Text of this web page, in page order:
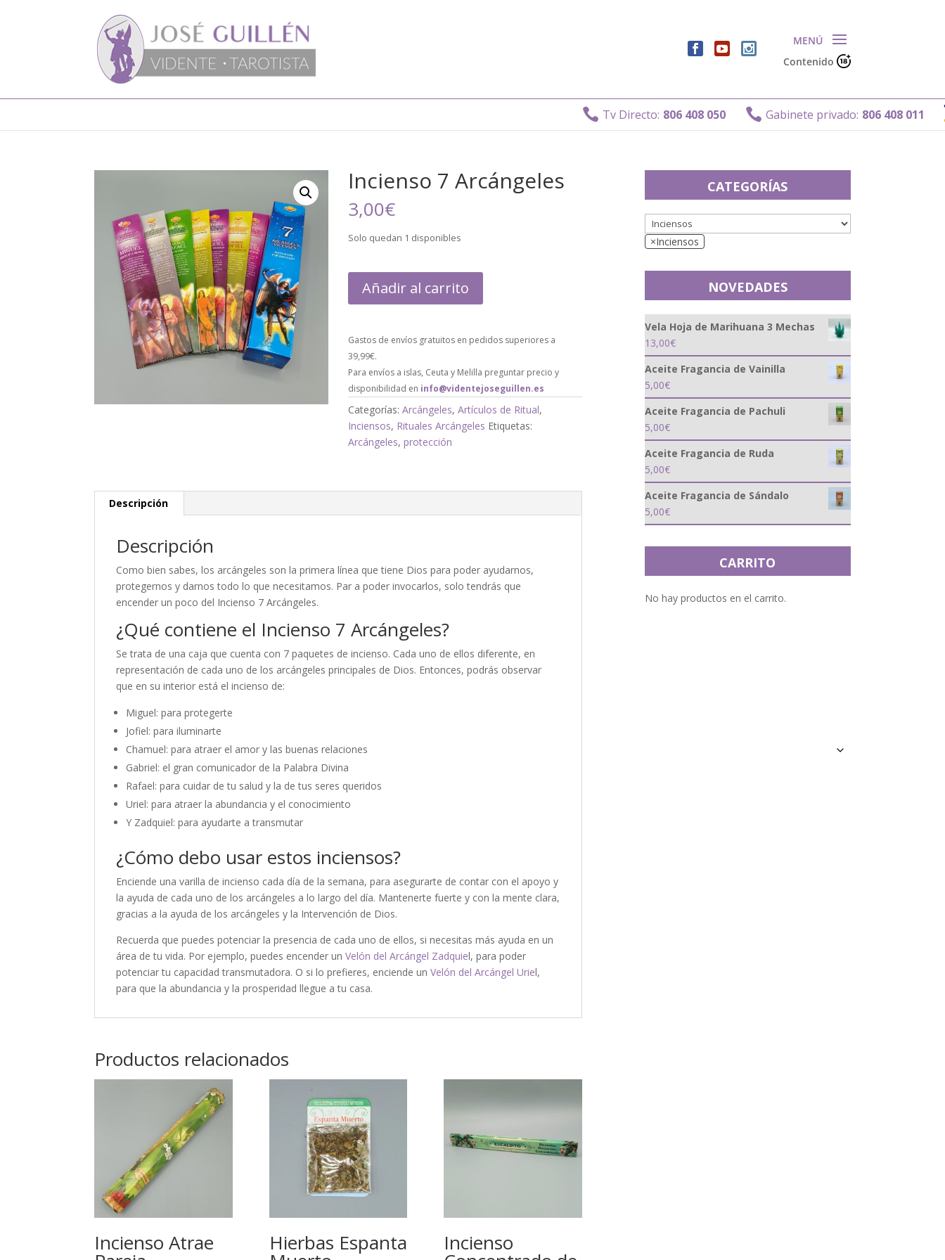
Contenido
Tv Directo: 806 408 050  Gabinete privado: 806 408 011
Incienso 7 Arcángeles
3,00€
Solo quedan 1 disponibles
Añadir al carrito
Gastos de envíos gratuitos en pedidos superiores a
39,99€.
Para envíos a islas, Ceuta y Melilla preguntar precio y
disponibilidad en info@videntejoseguillen.es
Categorías:Arcángeles,Artículos de Ritual,
Inciensos, Rituales Arcángeles Etiquetas:
Arcángeles,protección
Descripción
Descripción
Como bien sabes, los arcángeles son la primera línea que tiene Dios para poder ayudarnos,
protegernos y darnos todo lo que necesitamos. Par a poder invocarlos, solo tendrás que
encender un poco del Incienso 7 Arcángeles.
¿Qué contiene el Incienso 7 Arcángeles?
Se trata de una caja que cuenta con 7 paquetes de incienso. Cada uno de ellos diferente, en
representación de cada uno de los arcángeles principales de Dios. Entonces, podrás observar
que en su interior está el incienso de:
Miguel: para protegerte
Jofiel: para iluminarte
Chamuel: para atraer el amor y las buenas relaciones
Gabriel: el gran comunicador de la Palabra Divina
Rafael: para cuidar de tu salud y la de tus seres queridos
Uriel: para atraer la abundancia y el conocimiento
Y Zadquiel: para ayudarte a transmutar
¿Cómo debo usar estos inciensos?
Enciende una varilla de incienso cada día de la semana, para asegurarte de contar con el apoyo y
la ayuda de cada uno de los arcángeles a lo largo del día. Mantenerte fuerte y con la mente clara,
gracias a la ayuda de los arcángeles y la Intervención de Dios.
Recuerda que puedes potenciar la presencia de cada uno de ellos, si necesitas más ayuda en un
área de tu vida. Por ejemplo, puedes encender unVelón del Arcángel Zadquiel, para poder
potenciar tu capacidad transmutadora. O si lo prefieres, enciende unVelón del Arcángel Uriel,
para que la abundancia y la prosperidad llegue a tu casa.
Productos relacionados
Incienso Atrae Hierbas Espanta Incienso
CATEGORÍAS
×Inciensos
NOVEDADES
Vela Hoja de Marihuana 3 Mechas
13,00€
Aceite Fragancia de Vainilla
5,00€
Aceite Fragancia de Pachuli
5,00€
Aceite Fragancia de Ruda
5,00€
Aceite Fragancia de Sándalo
5,00€
CARRITO
No hay productos en el carrito.